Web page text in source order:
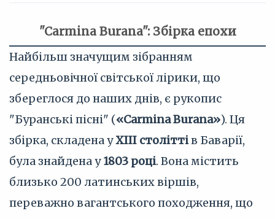
"Carmina Burana": Збірка епохи
Найбільш значущим зібранням
середньовічної світської лірики, що
збереглося до наших днів, є рукопис
"Буранські пісні" («Carmina Burana»). Ця
збірка, складена уXIII століттів Баварії,
була знайдена у1803 році. Вона містить
близько 200 латинських віршів,
переважно вагантського походження, що